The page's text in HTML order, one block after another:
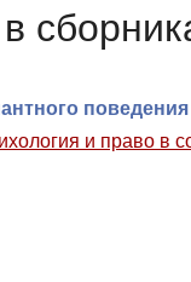
и право в